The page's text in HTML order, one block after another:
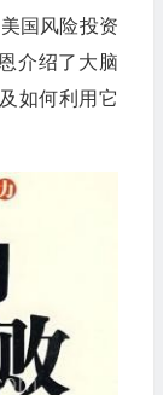
国风险投资
介绍了大脑
如何利用它